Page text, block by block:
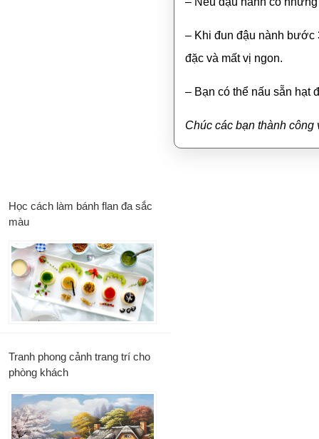
– Khi đun đậu nành bước
đặc và mất vị ngon.
– Bạn có thể nấu sẵn hạt
Chúc các bạn thành
Học cách làm bánh flan đa sắc
màu
Tranh phong cảnh trang trí cho
phòng khách